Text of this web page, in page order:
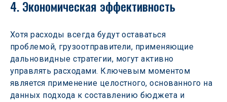
4. Экономическая эффективность
Хотя расходы всегда будут оставаться
проблемой, грузоотправители, применяющие
дальновидные стратегии, могут активно
управлять расходами. Ключевым моментом
является применение целостного, основанного на
данных подхода к составлению бюджета и